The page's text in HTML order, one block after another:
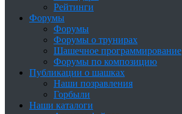
Рейтинги
Форумы
Форумы
Форумы о трунирах
Шашечное программирование
Форумы по композицию
Публикации о шашках
Наши позравления
Горбыли
Наши каталоги